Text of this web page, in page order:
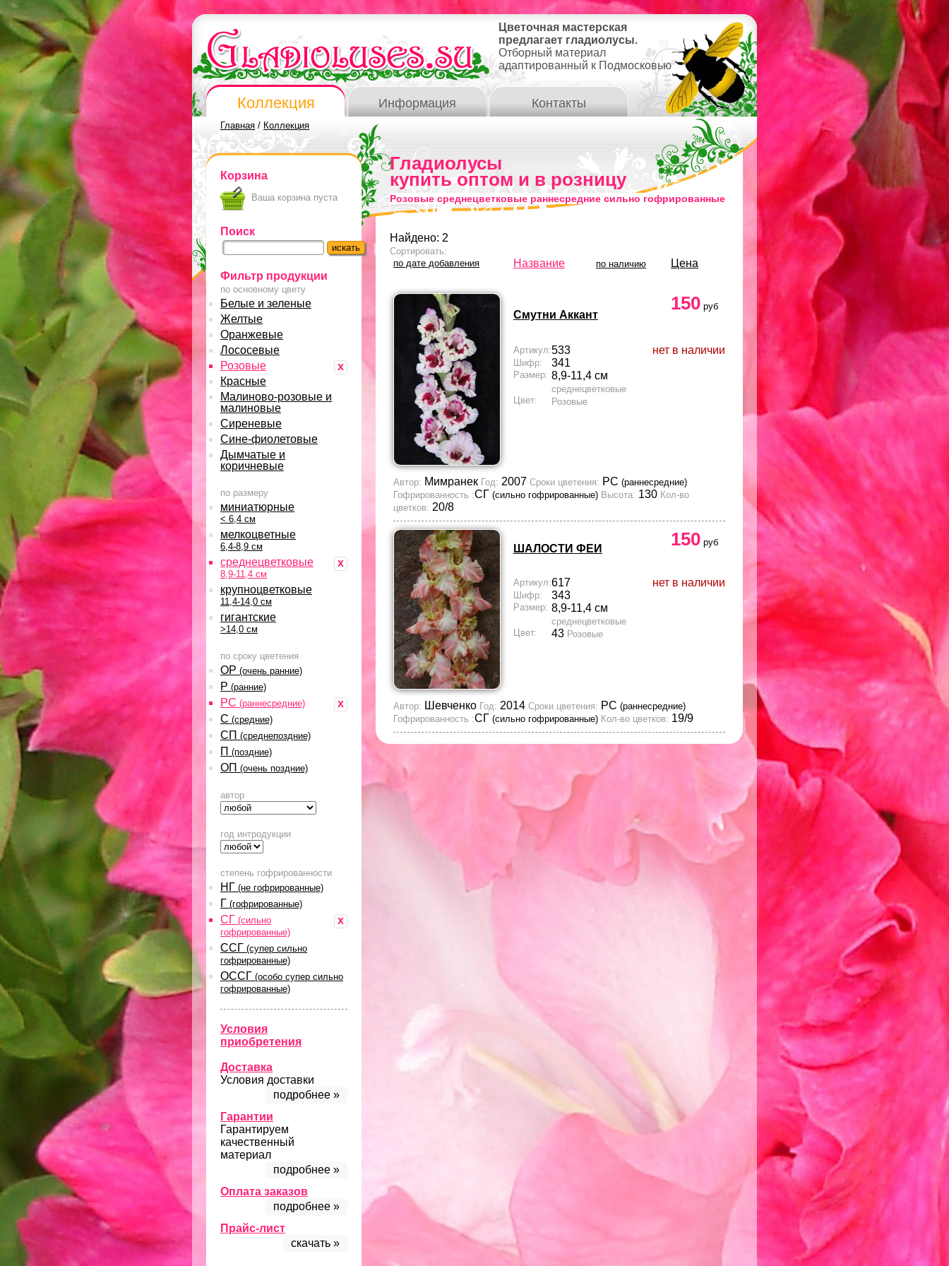
Цветочная мастерская
предлагает гладиолусы.
Отборный материал
адаптированный к Подмосковью
Коллекция Информация Контакты
Главная / Коллекция
Корзина
Ваша корзина пуста
Поиск
Фильтр продукции
по основному цвету
Белые и зеленые
Желтые
Оранжевые
Лососевые
x
Розовые
Красные
Малиново-розовые и
малиновые
Сиреневые
Сине-фиолетовые
Дымчатые и
коричневые
по размеру
миниатюрные
< 6,4 см
мелкоцветные
6,4-8,9 см
x
среднецветковые
8,9-11,4 см
крупноцветковые
11,4-14,0 см
гигантские
>14,0 см
по сроку цветения
ОР (очень ранние)
Р (ранние)
x
РС (раннесредние)
С (средние)
СП (среднепоздние)
П (поздние)
ОП (очень поздние)
автор
год интродукции
степень гофрированности
НГ (не гофрированные)
Г (гофрированные)
x
СГ (сильно
гофрированные)
ССГ (супер сильно
гофрированные)
ОССГ (особо супер сильно
гофрированные)
Условия
приобретения
Доставка
Условия доставки
подробнее »
Гарантии
Гарантируем
качественный
материал
подробнее »
Оплата заказов
подробнее »
Прайс-лист
скачать »
Гладиолусы
купить оптом и в розницу
Розовые среднецветковые раннесредние сильно гофрированные
Найдено: 2
Сортировать:
по дате добавления
Название по наличию Цена
Смутни Аккант
150 руб
нет в наличии
Артикул:533
Шифр: 341
Размер: 8,9-11,4 см
среднецветковые
Цвет:
Розовые
Автор: Мимранек Год: 2007 Сроки цветения: РС (раннесредние)
Гофрированность :СГ (сильно гофрированные) Высота: 130 Кол-во
цветков: 20/8
ШАЛОСТИ ФЕИ 150 руб
нет в наличии
Артикул:617
Шифр: 343
Размер: 8,9-11,4 см
среднецветковые
Цвет:
43 Розовые
Автор: Шевченко Год: 2014 Сроки цветения: РС (раннесредние)
Гофрированность :СГ (сильно гофрированные) Кол-во цветков: 19/9